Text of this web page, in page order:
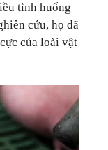
tình huống
cứu, họ đã
của loài vật